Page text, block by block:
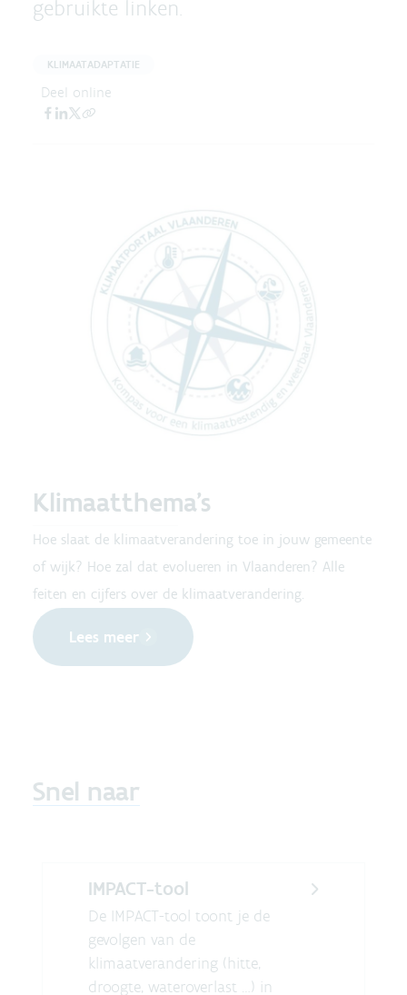
gebruikte linken.
KLIMAATADAPTATIE
Deel online
Klimaatthema's
Hoe slaat de klimaatverandering toe in jouw gemeente
of wijk? Hoe zal dat evolueren in Vlaanderen? Alle
feiten en cijfers over de klimaatverandering.
Lees meer
Snel naar
IMPACT-tool
De IMPACT-tool toont je de
gevolgen van de
klimaatverandering (hitte,
droogte, wateroverlast …) in